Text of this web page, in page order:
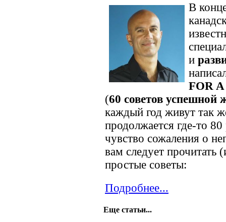
В
и
FOR
(60 советов успешной
каждый год живут так
продолжается где-то
чувство сожаления о
вам следует прочитать
простые советы:
Подробнее...
Еще статьи...